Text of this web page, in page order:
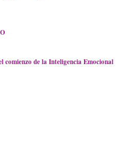
comienzo de la Inteligencia Emocional